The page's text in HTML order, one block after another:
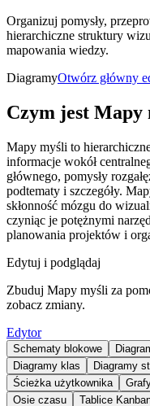
Organizuj pomysły,
hierarchiczne struktury
mapowania wiedzy.
DiagramyOtwórz główny
Czym jest Mapy
Mapy myśli to
informacje wokół
głównego, pomysły
podtematy i szczegóły.
skłonność mózgu do
czyniąc je potężnymi
planowania projektów i
Edytuj i podglądaj
Zbuduj Mapy myśli za
zobacz zmiany.
Edytor
Schematy blokowe
Diagramy klas
Diagramy
Ścieżka użytkownika
Osie czasu
Tablice